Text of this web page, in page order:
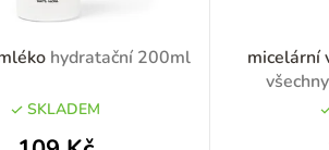
hydratační 200ml
SKLADEM
micelární